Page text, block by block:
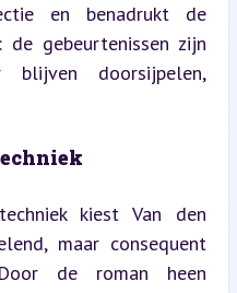
en benadrukt de
gebeurtenissen zijn
doorsijpelen,
kiest Van den
maar consequent
de roman heen